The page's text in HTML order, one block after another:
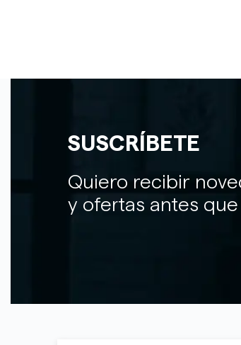
SUSCRÍBETE
Quiero recibir
y ofertas antes